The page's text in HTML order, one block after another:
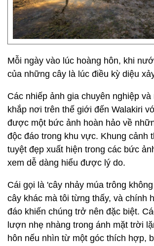
Mỗi ngày vào lúc hoàng hôn, khi
của những cây là lúc điều kỳ diệu
Các nhiếp ảnh gia chuyên nghiệp
khắp nơi trên thế giới đến Walakiri
được một bức ảnh hoàn hảo về
độc đáo trong khu vực. Khung cảnh
tuyệt đẹp xuất hiện trong các bức
xem dễ dàng hiểu được lý do.
Cái gọi là 'cây nhảy múa trông
cây khác mà tôi từng thấy, và chính
đáo khiến chúng trở nên đặc biệt.
lượn nhẹ nhàng trong ánh mặt trời
hôn nếu nhìn từ một góc thích hợp,